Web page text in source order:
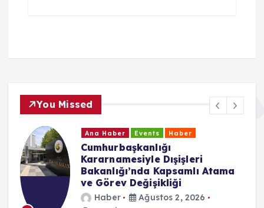
You Missed
Ana Haber Events Haber
Cumhurbaşkanlığı
Kararnamesiyle Dışişleri
Bakanlığı’nda Kapsamlı Atama
ve Görev Değişikliği
Haber
Ağustos 2, 2026